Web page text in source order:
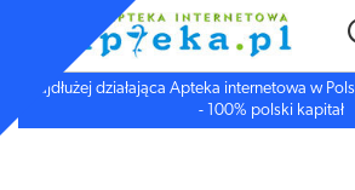
Najdłużej działająca Apteka internetowa w
- 100% polski kapitał